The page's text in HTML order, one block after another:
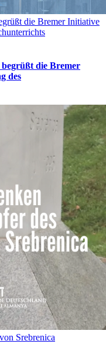
die Bremer Initiative
die Bremer
des
Srebrenica